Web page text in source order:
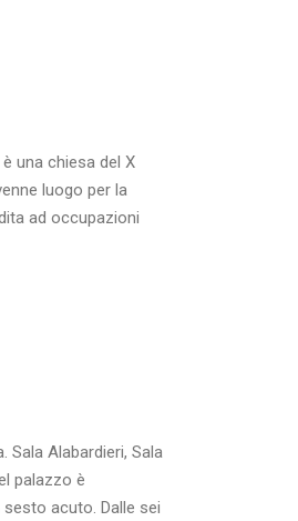
una chiesa del X
luogo per la
ad occupazioni
Sala Alabardieri, Sala
palazzo è
acuto. Dalle sei